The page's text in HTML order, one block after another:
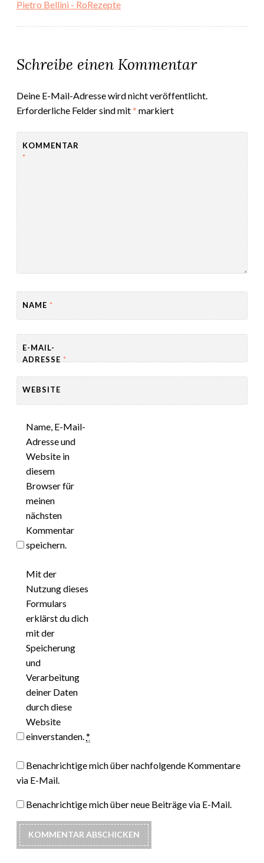
Pietro Bellini - RoRezepte
Schreibe einen Kommentar
Deine E-Mail-Adresse wird nicht veröffentlicht.
Erforderliche Felder sind mit* markiert
KOMMENTAR
*
NAME *
E-MAIL-
ADRESSE *
WEBSITE
Name, E-Mail-
Adresse und
Website in
diesem
Browser für
meinen
nächsten
Kommentar
speichern.
Mit der
Nutzung dieses
Formulars
erklärst du dich
mit der
Speicherung
und
Verarbeitung
deiner Daten
durch diese
Website
einverstanden. *
Benachrichtige mich über nachfolgende Kommentare
via E-Mail.
Benachrichtige mich über neue Beiträge via E-Mail.